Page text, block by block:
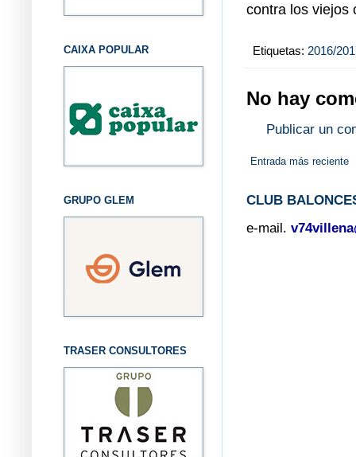
contra los viejos
Etiquetas: 2016/
No hay
Publicar un
Entrada más reciente
CLUB
e-mail.
CAIXA POPULAR
GRUPO GLEM
TRASER CONSULTORES